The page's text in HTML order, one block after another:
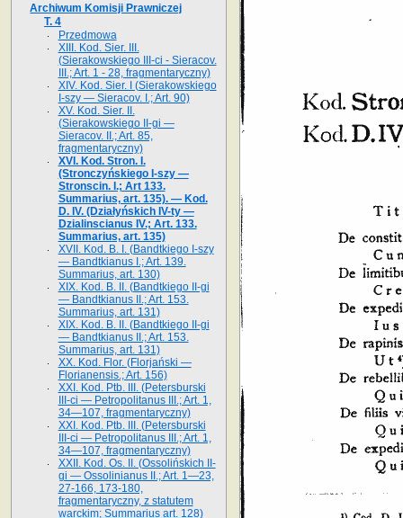
Archiwum Komisji Prawniczej
T. 4
Przedmowa
XIII. Kod. Sier. III.
(Sierakowskiego III-ci - Sieracov.
III.; Art. 1 - 28, fragmentaryczny)
XIV. Kod. Sier. I (Sierakowskiego
I-szy — Sieracov. I.; Art. 90)
XV. Kod. Sier. II.
(Sierakowskiego II-gi —
Sieracov. II.; Art. 85,
fragmentaryczny)
XVI. Kod. Stron. I.
(Stronczyńskiego I-szy —
Stronscin. I.; Art 133.
Summarius, art. 135). — Kod.
D. IV. (Działyńskich IV-ty —
Dzialinscianus IV.; Art. 133.
Summarius, art. 135)
XVII. Kod. B. I. (Bandtkiego I-szy
— Bandtkianus I.; Art. 139.
Summarius, art. 130)
XIX. Kod. B. II. (Bandtkiego II-gi
— Bandtkianus II.; Art. 153.
Summarius, art. 131)
XIX. Kod. B. II. (Bandtkiego II-gi
— Bandtkianus II.; Art. 153.
Summarius, art. 131)
XX. Kod. Flor. (Florjański —
Florianensis.; Art. 156)
XXI. Kod. Ptb. III. (Petersburski
III-ci — Petropolitanus III.; Art. 1,
34—107, fragmentaryczny)
XXI. Kod. Ptb. III. (Petersburski
III-ci — Petropolitanus III.; Art. 1,
34—107, fragmentaryczny)
XXII. Kod. Os. II. (Ossolińskich II-
gi — Ossolinianus II.; Art. 1—23,
27-166, 173-180,
fragmentaryczny, z statutem
warckim; Summarius art. 128)